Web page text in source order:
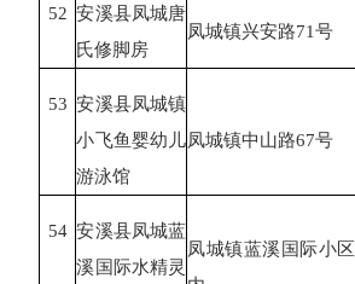
52 安溪县凤城唐
氏修脚房
凤城镇兴安路71号
53 安溪县凤城镇
小飞鱼婴幼儿
游泳馆
凤城镇中山路67号
54 安溪县凤城蓝
溪国际水精灵
凤城镇蓝溪国际小区